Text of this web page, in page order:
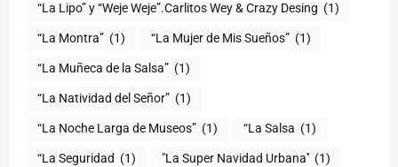
“La Lipo” y “Weje Weje”.Carlitos Wey & Crazy Desing (1)
“La Montra” (1) “La Mujer de Mis Sueños” (1)
“La Muñeca de la Salsa” (1)
“La Natividad del Señor” (1)
“La Noche Larga de Museos” (1) “La Salsa (1)
“La Seguridad (1) "La Super Navidad Urbana'' (1)